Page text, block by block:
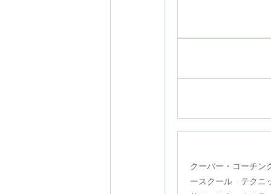
クーバー・コーチン
ースクール テクニ